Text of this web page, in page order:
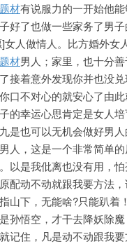
材有说服力的一开始他
好了也做一些家务了男
人做情人。比方婚外
材男人；家里，也十分
接着意外发现你并也没
口不对心的就安心了由
的幸运心思肯定是女人
是也可以无机会做好男
人，这是一个非常简单
以是我仳离也没有用，
配动不动就跟我要方法
山下，无能啥?只能趴
孙悟空，才干去降妖除
记住，凡是动不动跟我